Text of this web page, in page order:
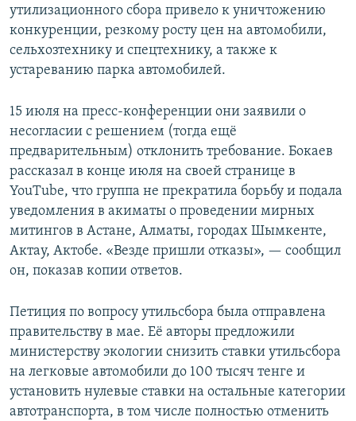
утилизационного сбора привело к уничтожению
конкуренции, резкому росту цен на автомобили,
сельхозтехнику и спецтехнику, а также к
устареванию парка автомобилей.
15 июля на пресс-конференции они заявили о
несогласии с решением (тогда ещё
предварительным) отклонить требование. Бокаев
рассказал в конце июля на своей странице в
YouTube, что группа не прекратила борьбу и подала
уведомления в акиматы о проведении мирных
митингов в Астане, Алматы, городах Шымкенте,
Актау, Актобе. «Везде пришли отказы», — сообщил
он, показав копии ответов.
Петиция по вопросу утильсбора была отправлена
правительству в мае. Её авторы предложили
министерству экологии снизить ставки утильсбора
на легковые автомобили до 100 тысяч тенге и
установить нулевые ставки на остальные категории
автотранспорта, в том числе полностью отменить